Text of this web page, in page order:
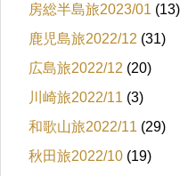
房総半島旅2023/01 (13)
鹿児島旅2022/12 (31)
広島旅2022/12 (20)
川崎旅2022/11 (3)
和歌山旅2022/11 (29)
秋田旅2022/10 (19)